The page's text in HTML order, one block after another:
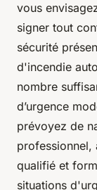
vous
signer tout
sécurité
d'incendie
nombre
d’urgence
prévoyez de
professionnel,
qualifié et
situations